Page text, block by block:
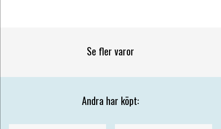
Se fler varor
Andra har köpt: